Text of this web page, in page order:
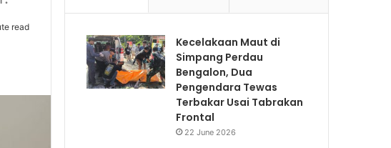
read
Kecelakaan Maut di
Simpang Perdau
Bengalon, Dua
Pengendara Tewas
Terbakar Usai Tabrakan
Frontal
22 June 2026